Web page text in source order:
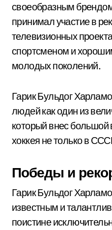
своеобразным
принимал участие в
телевизионных
спортсменом и
молодых поколений.
Гарик Бульдог
людей как один из
который внес большой
хоккея не только в
Победы и
Гарик Бульдог
известным и
поистине